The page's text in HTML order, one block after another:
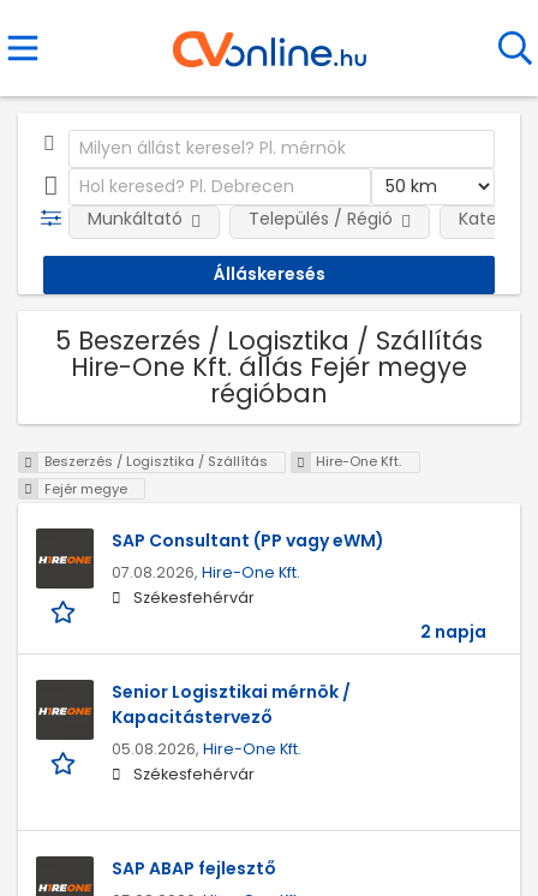
Munkáltató Település / Régió
5 Beszerzés / Logisztika / Szállítás
Hire-One Kft. állás Fejér megye
régióban
Beszerzés / Logisztika / Szállítás
Hire-One Kft.
Fejér megye
SAP Consultant (PP vagy eWM)
07.08.2026, Hire-One Kft.
Székesfehérvár
2 napja
Senior Logisztikai mérnök /
Kapacitástervező
05.08.2026, Hire-One Kft.
Székesfehérvár
SAP ABAP fejlesztő